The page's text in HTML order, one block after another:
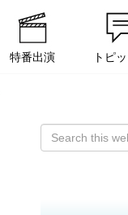
特番出演 トピ